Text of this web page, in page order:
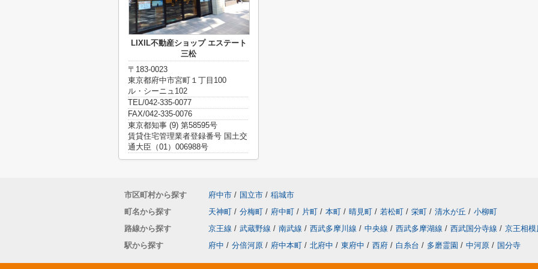
LIXIL不動産ショップ エステート
三松
〒183-0023
東京都府中市宮町１丁目100
ル・シーニュ102
TEL/042-335-0077
FAX/042-335-0076
東京都知事 (9) 第58595号
賃貸住宅管理業者登録番号 国土交
通大臣（01）006988号
市区町村から探す 府中市 / 国立市 / 稲城市
町名から探す
天神町 / 分梅町 / 府中町 / 片町 / 本町 / 晴見町 / 若松町 / 栄町 / 清水が丘 / 小柳町
路線から探す
京王線 / 武蔵野線 / 南武線 / 西武多摩川線 / 中央線 / 西武多摩湖線 / 西武国分寺線 / 京王相模
駅から探す
府中 / 分倍河原 / 府中本町 / 北府中 / 東府中 / 西府 / 白糸台 / 多磨霊園 / 中河原 / 国分寺